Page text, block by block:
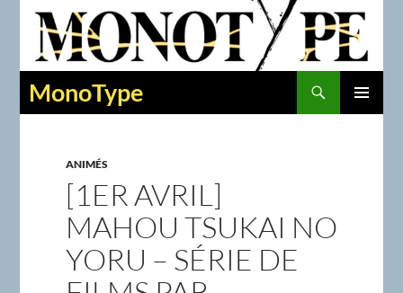
MonoType
Recherche
ANIMÉS
[1ER AVRIL]
MAHOU TSUKAI NO
YORU – SÉRIE DE